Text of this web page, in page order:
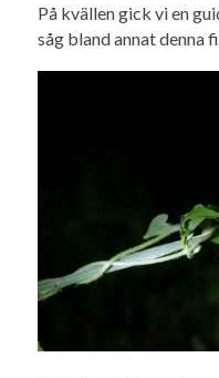
På kvällen gick vi en
såg bland annat denna